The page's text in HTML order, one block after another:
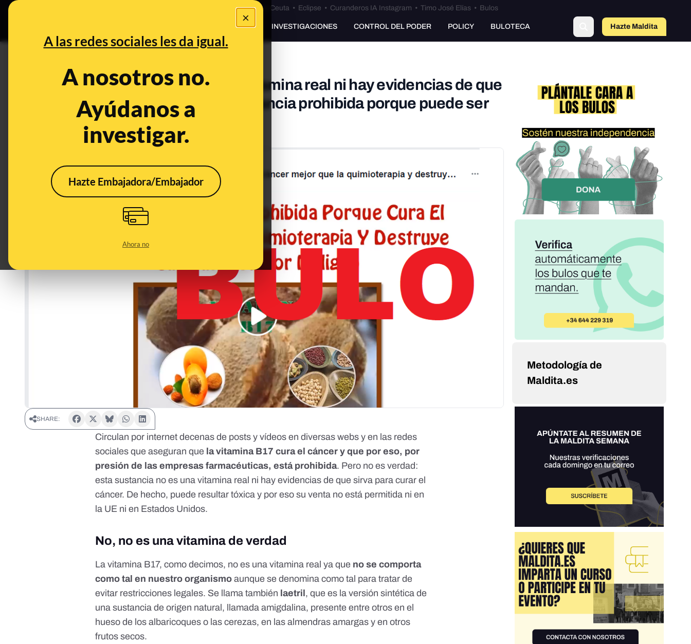
×
A las redes sociales les da igual.
A nosotros no.
Ayúdanos a
investigar.
Hazte Embajadora/Embajador
Ahora no
Especial Ceuta•Bulos Ceuta • Eclipse • Curanderos IA Instagram • Timo José Elías • Bulos
PREBUNKING INVESTIGACIONES CONTROL DEL PODER POLICY BULOTECA Hazte Maldita
No, la "vitamina B17" no es una vitamina real ni hay evidencias de que
cure el cáncer (pero sí es una sustancia prohibida porque puede ser
Sep 19, 2019, 3:55:18 PM
SHARE:
Circulan por internet decenas de posts yvídeos en diversas webs y en las redes
sociales que aseguran que la vitamina B17 cura el cáncer y que por eso, por
presión de las empresas farmacéuticas, está prohibida. Pero no es verdad:
esta sustancia no es una vitamina real ni hay evidencias de que sirva para curar el
cáncer. De hecho, puede resultar tóxica y por eso su venta no está permitida ni en
la UE ni en Estados Unidos.
No, no es una vitamina de verdad
La vitamina B17, como decimos, no es una vitamina real ya que no se comporta
como tal en nuestro organismo aunque se denomina como tal para tratar de
evitar restricciones legales. Se llama también laetril , que es la versión sintética de
una sustancia de origen natural, llamada amigdalina, presente entre otros en el
hueso de los albaricoques o las cerezas, en las almendras amargas y en otros
frutos secos.
Metodología de
Maldita.es